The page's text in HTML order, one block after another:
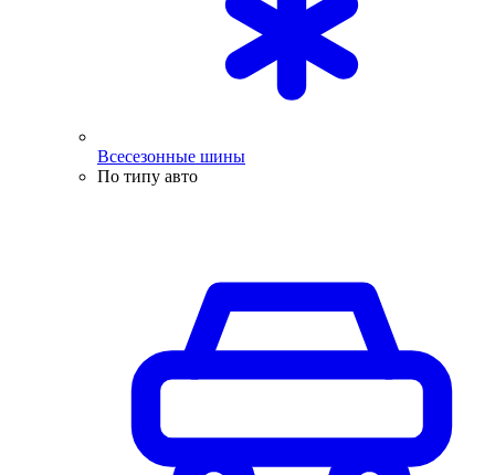
Всесезонные шины
По типу авто